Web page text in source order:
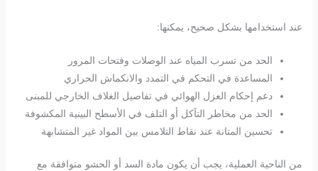
عند استخدامها بشكل صحيح، يمكنها:
الحد من تسرب المياه عند الوصلات وفتحات المرور
المساعدة في التحكم في التمدد والانكماش الحراري
دعم إحكام العزل الهوائي في تفاصيل الغلاف الخارجي للمبنى
الحد من مخاطر التآكل أو التلف في الأسطح البينية المكشوفة
تحسين المتانة عند نقاط التلامس بين المواد غير المتشابهة
من الناحية العملية، يجب أن يكون مادة السد أو الحشو متوافقة مع